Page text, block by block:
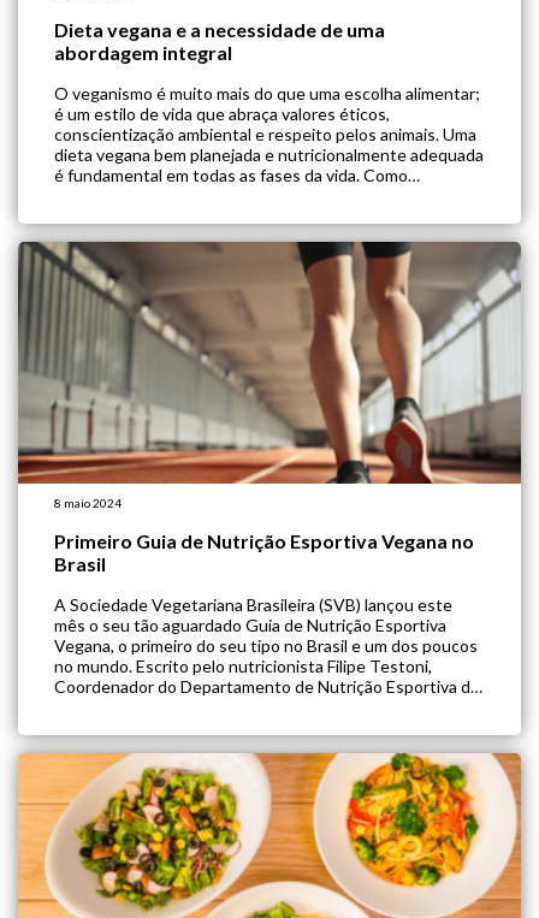
Dieta vegana e a necessidade de uma
abordagem integral
O veganismo é muito mais do que uma escolha alimentar;
é um estilo de vida que abraça valores éticos,
conscientização ambiental e respeito pelos animais. Uma
dieta vegana bem planejada e nutricionalmente adequada
é fundamental em todas as fases da vida. Como
8 maio 2024
Primeiro Guia de Nutrição Esportiva Vegana no
Brasil
A Sociedade Vegetariana Brasileira (SVB) lançou este
mês o seu tão aguardado Guia de Nutrição Esportiva
Vegana, o primeiro do seu tipo no Brasil e um dos poucos
no mundo. Escrito pelo nutricionista Filipe Testoni,
Coordenador do Departamento de Nutrição Esportiva da